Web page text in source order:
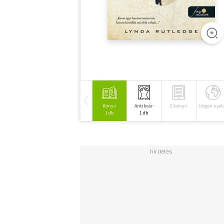
Könyv
1 db
Antikvár
1 db
E-könyv Idegen